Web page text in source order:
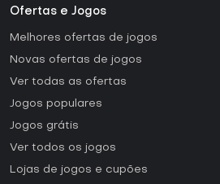
Ofertas e Jogos
Melhores ofertas de jogos
Novas ofertas de jogos
Ver todas as ofertas
Jogos populares
Jogos grátis
Ver todos os jogos
Lojas de jogos e cupões